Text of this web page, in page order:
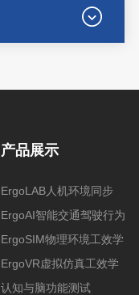
产品展示
ErgoLAB人机环境同步
ErgoAI智能交通驾驶行为
ErgoSIM物理环境工效学
ErgoVR虚拟仿真工效学
认知与脑功能测试